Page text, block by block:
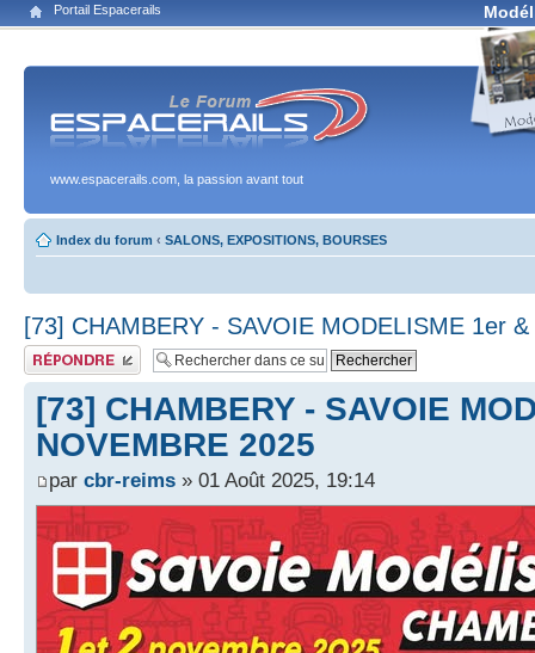
Portail Espacerails
www.espacerails.com, la passion avant tout
Index du forum ‹ SALONS, EXPOSITIONS, BOURSES
[73] CHAMBERY - SAVOIE MODELISME 1er
Publier une réponse
[73] CHAMBERY - SAVOIE
NOVEMBRE 2025
par cbr-reims » 01 Août 2025, 19:14